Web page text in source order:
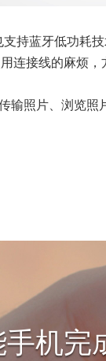
持蓝牙低功耗
连接线的麻烦
输照片、浏览
机完